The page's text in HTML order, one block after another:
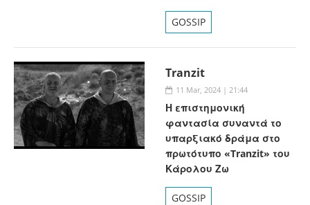
GOSSIP
Tranzit
11 Mar, 2024 | 21:44
Η επιστημονική
φαντασία συναντά το
υπαρξιακό δράμα στο
πρωτότυπο «Tranzit» του
Κάρολου Ζω
GOSSIP